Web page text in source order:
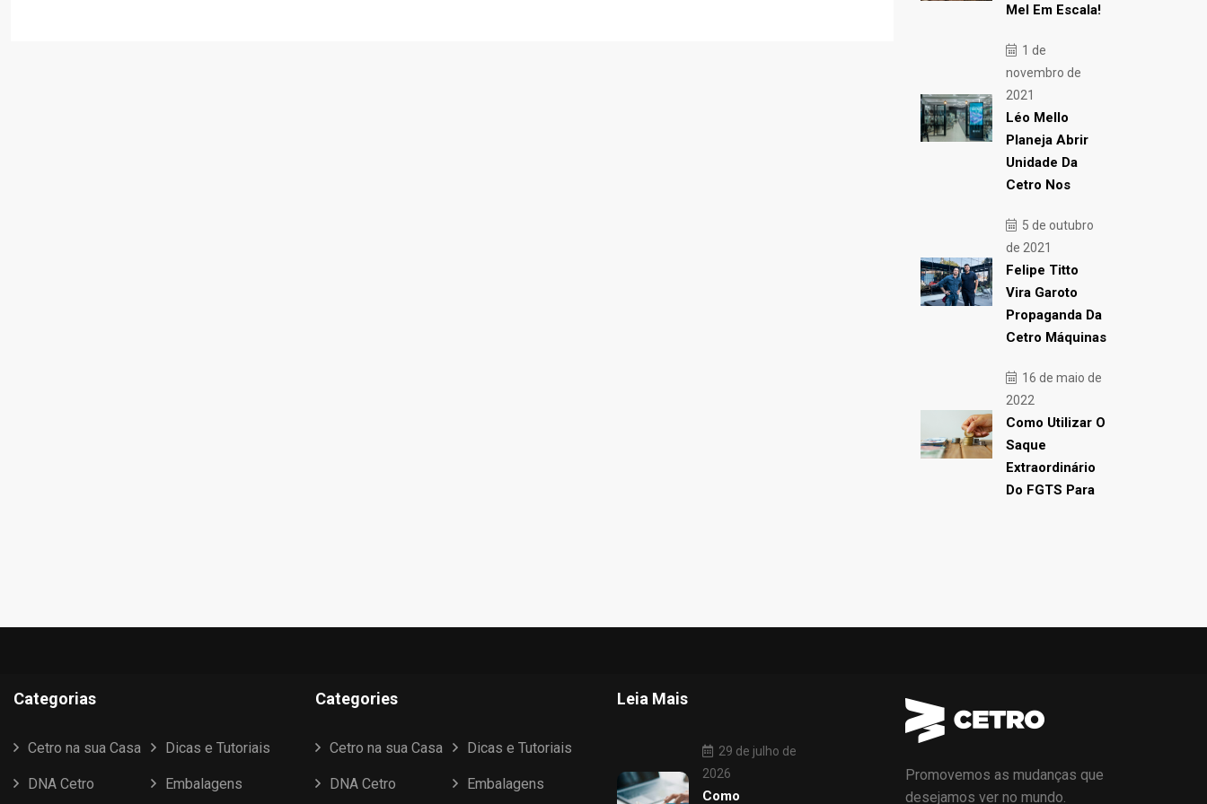
Mel Em Escala!
1 de
novembro de
2021
Léo Mello
Planeja Abrir
Unidade Da
Cetro Nos
5 de outubro
de 2021
Felipe Titto
Vira Garoto
Propaganda Da
Cetro Máquinas
16 de maio de
2022
Como Utilizar O
Saque
Extraordinário
Do FGTS Para
Categorias
Cetro na sua Casa Dicas e Tutoriais
DNA Cetro Embalagens
Categories
Cetro na sua Casa Dicas e Tutoriais
DNA Cetro Embalagens
Leia Mais
29 de julho de
2026
Como
Promovemos as mudanças que
desejamos ver no mundo.